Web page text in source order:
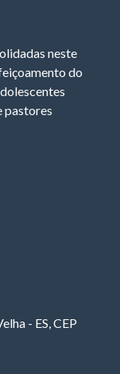
neste
do
pastores
- ES, CEP